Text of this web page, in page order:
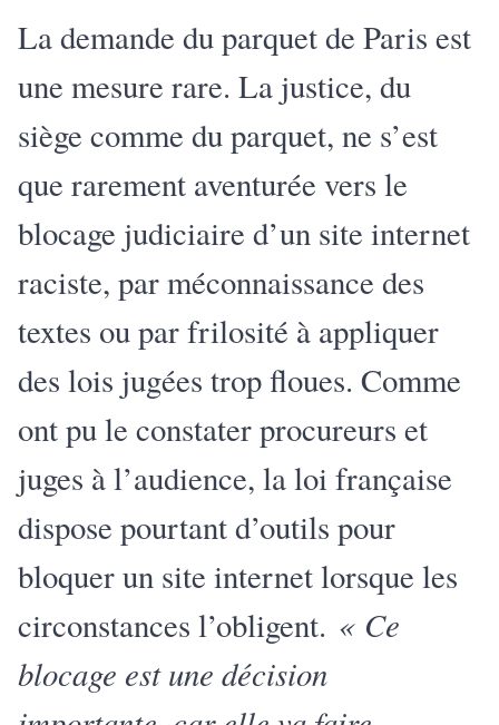
La demande du parquet de Paris est
une mesure rare. La justice, du
siège comme du parquet, ne s’est
que rarement aventurée vers le
blocage judiciaire d’un site internet
raciste, par méconnaissance des
textes ou par frilosité à appliquer
des lois jugées trop floues. Comme
ont pu le constater procureurs et
juges à l’audience, la loi française
dispose pourtant d’outils pour
bloquer un site internet lorsque les
circonstances l’obligent. « Ce
blocage est une décision